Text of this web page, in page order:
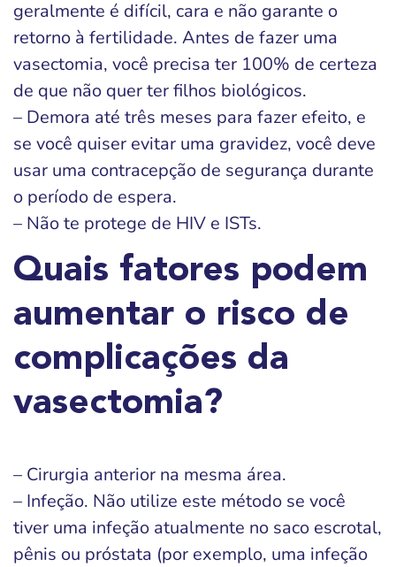
geralmente é difícil, cara e não garante o
retorno à fertilidade. Antes de fazer uma
vasectomia, você precisa ter 100% de certeza
de que não quer ter filhos biológicos.
– Demora até três meses para fazer efeito, e
se você quiser evitar uma gravidez, você deve
usar uma contracepção de segurança durante
o período de espera.
– Não te protege de HIV e ISTs.
Quais fatores podem
aumentar o risco de
complicações da
vasectomia?
– Cirurgia anterior na mesma área.
– Infeção. Não utilize este método se você
tiver uma infeção atualmente no saco escrotal,
pênis ou próstata (por exemplo, uma infeção